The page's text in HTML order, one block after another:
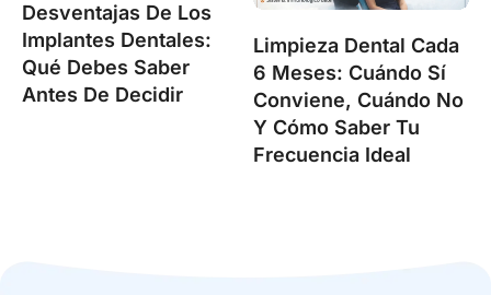
Desventajas De Los
Implantes Dentales:
Qué Debes Saber
Antes De Decidir
Limpieza Dental Cada
6 Meses: Cuándo Sí
Conviene, Cuándo No
Y Cómo Saber Tu
Frecuencia Ideal